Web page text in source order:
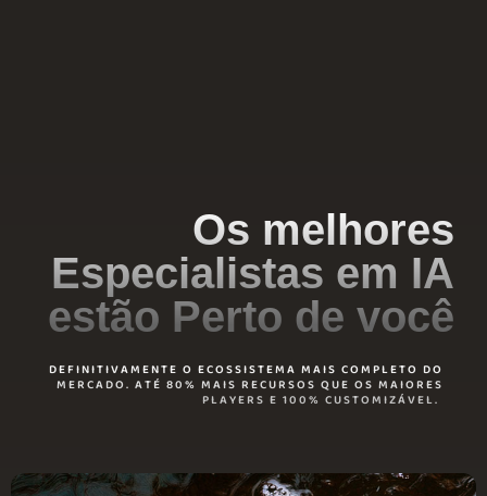
Os melhores
Especialistas em IA
estão Perto de você
DEFINITIVAMENTE O ECOSSISTEMA MAIS COMPLETO DO
MERCADO. ATÉ 80% MAIS RECURSOS QUE OS MAIORES
PLAYERS E 100% CUSTOMIZÁVEL.